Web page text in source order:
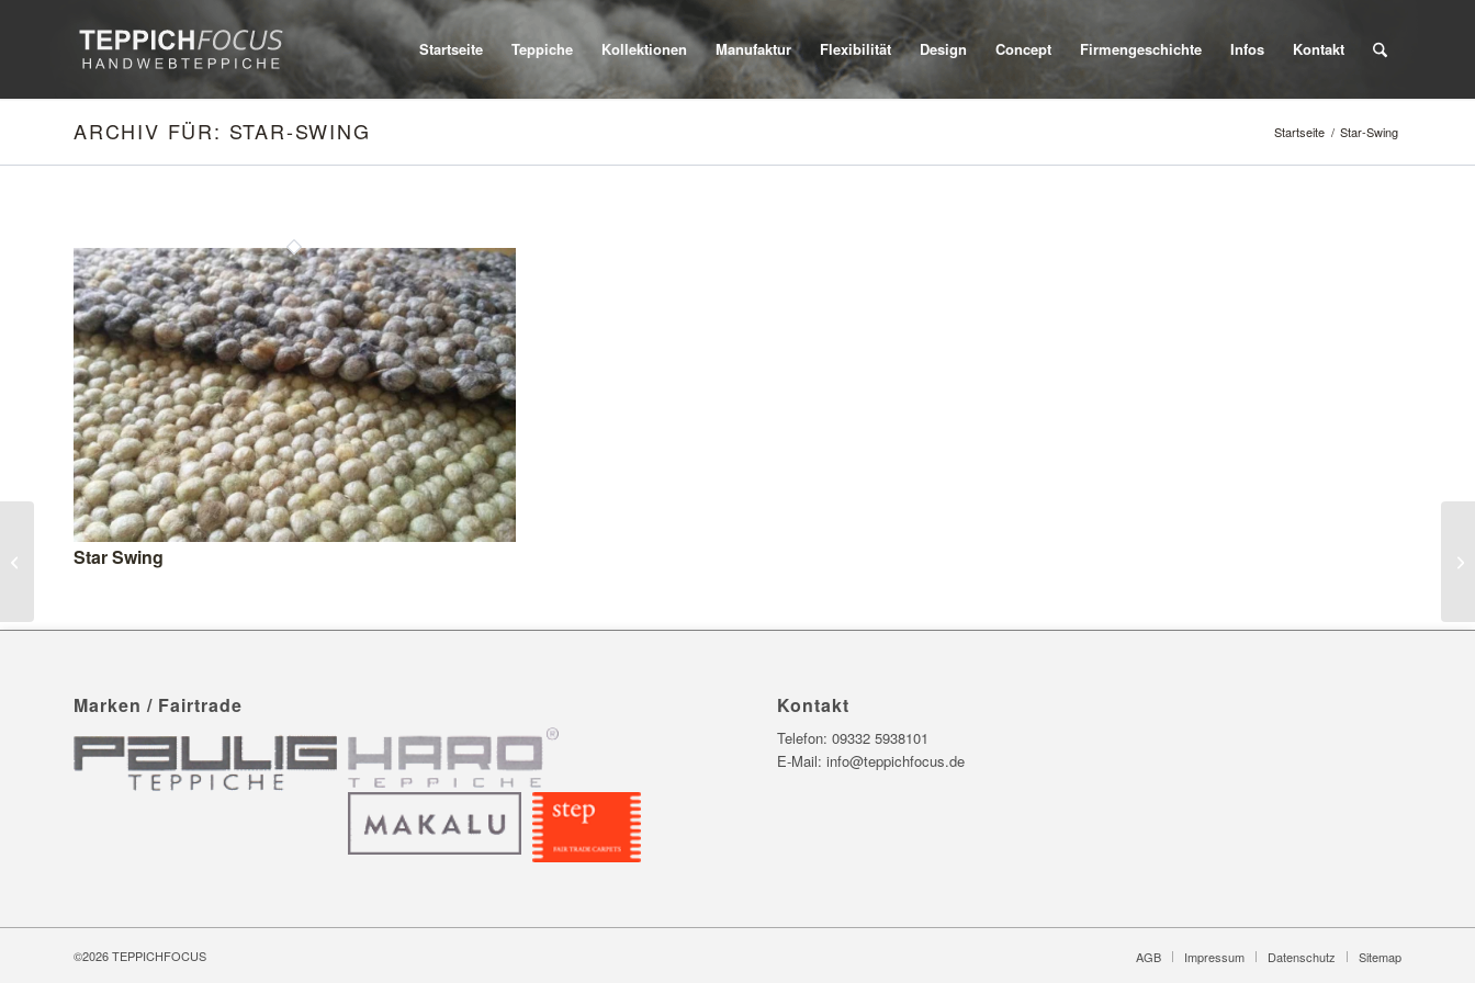
Startseite Teppiche Kollektionen Manufaktur Flexibilität Design Concept Firmengeschichte Infos Kontakt
ARCHIV FÜR: STAR-SWING Startseite / Star-Swing
Star Swing
Marken / Fairtrade Kontakt
Telefon:09332 5938101
E-Mail:info@teppichfocus.de
©2026TEPPICHFOCUS AGB Impressum Datenschutz Sitemap
Salsa Tonga